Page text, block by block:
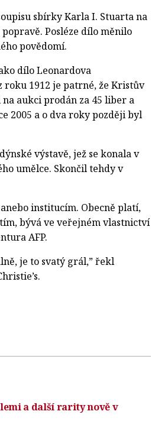
sbírky Karla I. Stuarta na
Posléze dílo měnilo
povědomí.
dílo Leonardova
1912 je patrné, že Kristův
aukci prodán za 45 liber a
2005 a o dva roky později byl
výstavě, jež se konala v
umělce. Skončil tehdy v
institucím. Obecně platí,
bývá ve veřejném vlastnictví
AFP.
je to svatý grál,” řekl
a další rarity nově v